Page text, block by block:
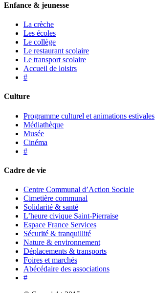
Enfance & jeunesse
La crèche
Les écoles
Le collège
Le restaurant scolaire
Le transport scolaire
Accueil de loisirs
#
Culture
Programme culturel et animations estivales
Médiathèque
Musée
Cinéma
#
Cadre de vie
Centre Communal d’Action Sociale
Cimetière communal
Solidarité & santé
L’heure civique Saint-Pierraise
Espace France Services
Sécurité & tranquillité
Nature & environnement
Déplacements & transports
Foires et marchés
Abécédaire des associations
#